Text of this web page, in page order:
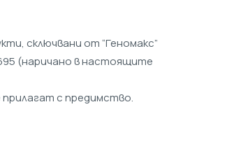
сключвани от “Геномакс”
(наричано в настоящите
с предимство.